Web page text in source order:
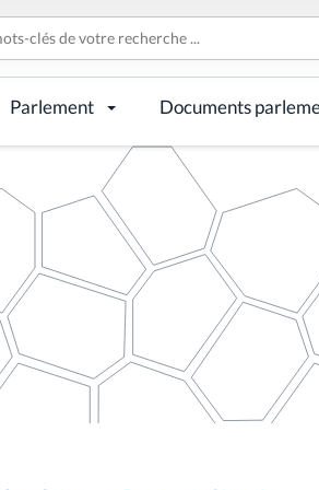
Parlement Documents